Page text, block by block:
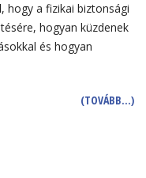
hogy a fizikai biztonsági
hogyan küzdenek
és hogyan
(TOVÁBB…)